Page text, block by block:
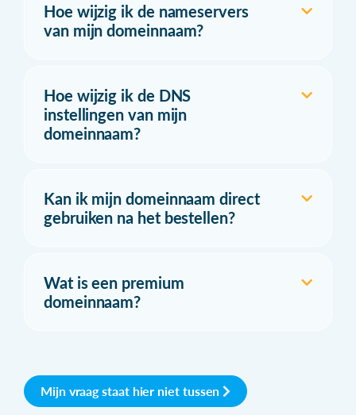
Hoe wijzig ik de nameservers
van mijn domeinnaam?
Hoe wijzig ik de DNS
instellingen van mijn
domeinnaam?
Kan ik mijn domeinnaam direct
gebruiken na het bestellen?
Wat is een premium
domeinnaam?
Mijn vraag staat hier niet tussen